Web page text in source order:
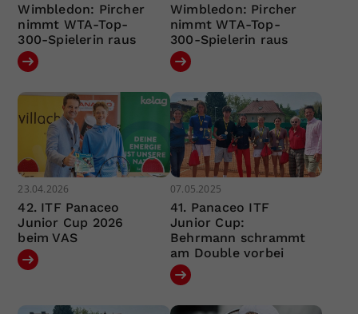
Wimbledon: Pircher
nimmt WTA-Top-
300-Spielerin raus
Wimbledon: Pircher
nimmt WTA-Top-
300-Spielerin raus
23.04.2026
42. ITF Panaceo
Junior Cup 2026
beim VAS
07.05.2025
41. Panaceo ITF
Junior Cup:
Behrmann schrammt
am Double vorbei